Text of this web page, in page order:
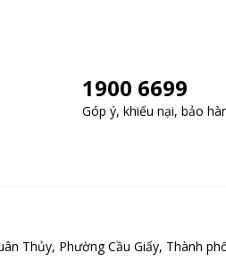
chỉ mang tính chất minh họa
nét ban đêm
tăng khả năng thu nhận ánh sáng
và đèn hồng ngoại vô, cho phép
1900 6699
Góp ý, khiếu nại, bảo
Thủy, Phường Cầu Giấy, Thành